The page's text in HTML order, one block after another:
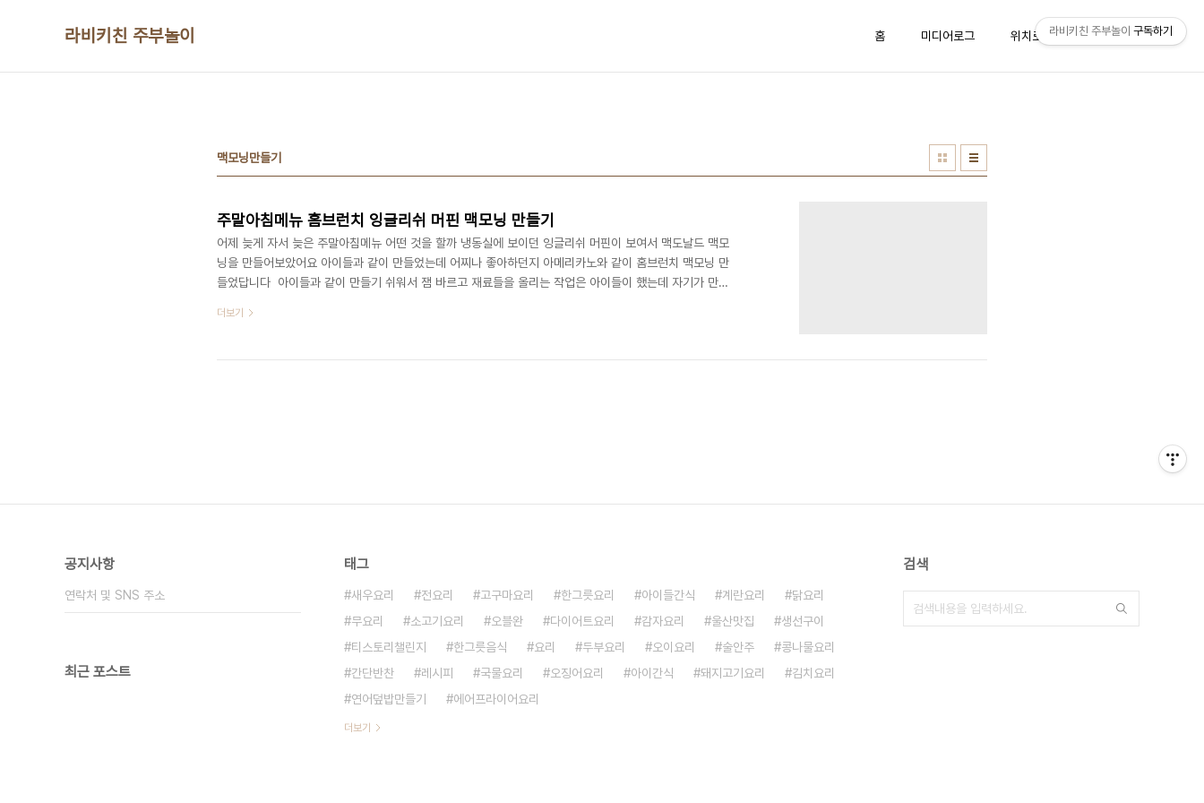
라비키친 주부놀이 홈 미디어로그 위치로그 방명록
맥모닝만들기
주말아침메뉴 홈브런치 잉글리쉬 머핀 맥모닝 만들기
어제 늦게 자서 늦은 주말아침메뉴 어떤 것을 할까 냉동실에 보이던 잉글리쉬 머핀이 보여서 맥도날드 맥모
닝을 만들어보았어요 아이들과 같이 만들었는데 어찌나 좋아하던지 아메리카노와 같이 홈브런치 맥모닝 만
들었답니다 ​ 아이들과 같이 만들기 쉬워서 잼 바르고 재료들을 올리는 작업은 아이들이 했는데 자기가 만들
것을 넣어도 좋아요 저는 베이컨, 계란, 치즈, 딸기잼을 넣었습니다 우선 잉글리시머핀 빵은 앞뒤로 살짝 구
따라서 딸기잼을 한 면에 발라줬어요. 계란 프라이를 에그팬에 해줬습니다. 계란 후라이를 ..
더보기
공지사항
연락처 및 SNS 주소
최근 포스트
태그
새우요리 전요리 고구마요리 한그릇요리 아이들간식 계란요리
닭요리
무요리
소고기요리 오블완 다이어트요리 감자요리 울산맛집
생선구이
티스토리챌린지
한그릇음식 요리 두부요리 오이요리 술안주
콩나물요리
간단반찬
레시피 국물요리 오징어요리 아이간식 돼지고기요리
김치요리
연어덮밥만들기
에어프라이어요리
더보기
검색
라비키친 주부놀이 구독하기